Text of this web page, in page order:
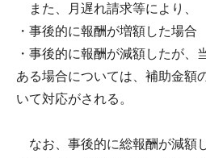
また、月遅れ請求等により、
・事後的に報酬が増額した場合
・事後的に報酬が減額したが、
ある場合については、補助金額
いて対応がされる。
なお、事後的に総報酬が減額